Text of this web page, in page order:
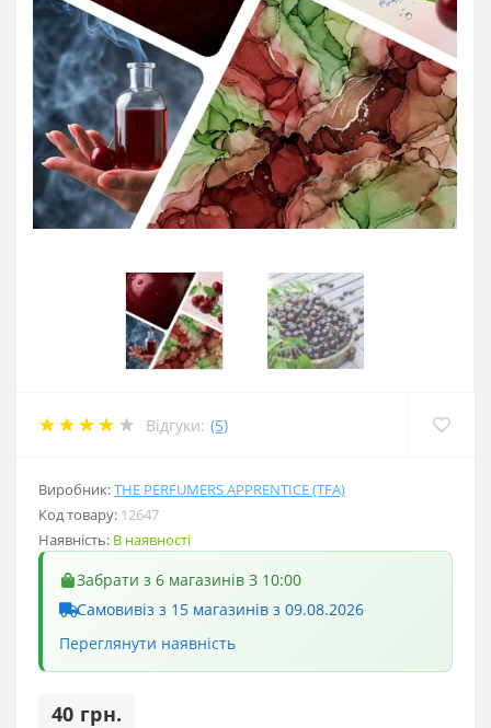
Відгуки: (5)
Виробник:THE PERFUMERS APPRENTICE (TFA)
Код товару: 12647
Наявність: В наявності
Забрати з 6 магазинів З 10:00
Самовивіз з 15 магазинів з 09.08.2026
Переглянути наявність
40 грн.